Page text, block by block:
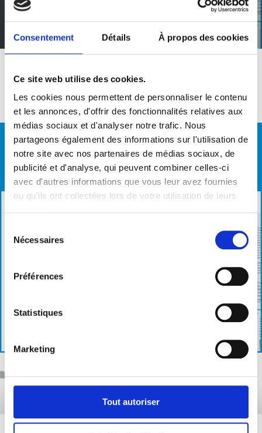
Consentement Détails À propos des cookies
Ce site web utilise des cookies.
Les cookies nous permettent de personnaliser le contenu
et les annonces, d'offrir des fonctionnalités relatives aux
médias sociaux et d'analyser notre trafic. Nous
partageons également des informations sur l'utilisation de
notre site avec nos partenaires de médias sociaux, de
publicité et d'analyse, qui peuvent combiner celles-ci
avec d'autres informations que vous leur avez fournies
ou qu'ils ont collectées lors de votre utilisation de leurs
Nécessaires
Préférences
Statistiques
Marketing
Tout autoriser
Télécharger
Revue de presse